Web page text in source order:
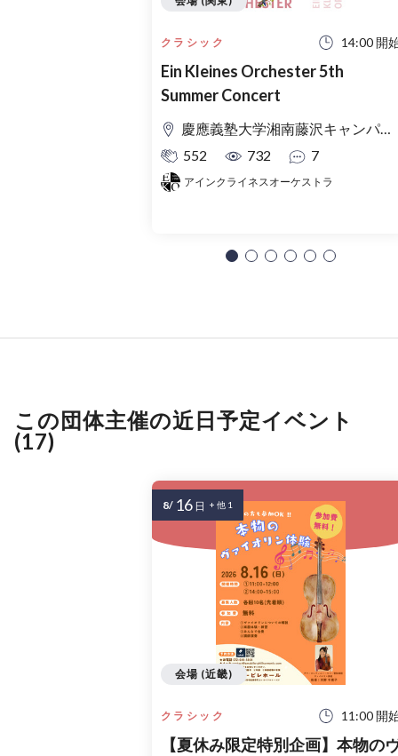
クラシック 14:00 開
Ein Kleines Orchester 5th
Summer Concert
慶應義塾大学湘南藤沢キャンパス Θ館
552
732 7
アインクライネスオーケストラ
この団体主催の近日予定イベント
(17)
クラシック 11:00 開
【夏休み限定特別企画】本物の
会場 (近畿)
8/ 16 日 + 他 1